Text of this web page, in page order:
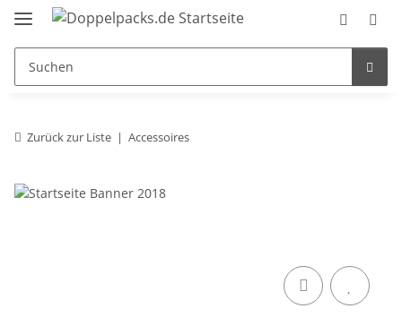
Zurück zur Liste Accessoires